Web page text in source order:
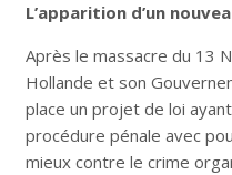
L’apparition d’un
Après le massacre du 13
Hollande et son
place un projet de loi
procédure pénale avec
mieux contre le crime